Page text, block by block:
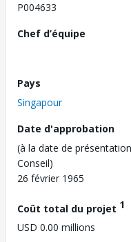
P004633
Chef d’équipe
Pays
Singapour
Date d'approbation
(à la date de
Conseil)
26 février 1965
Coût total du projet 1
USD 0.00 millions